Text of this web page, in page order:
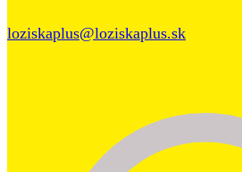
loziskaplus@loziskaplus.sk